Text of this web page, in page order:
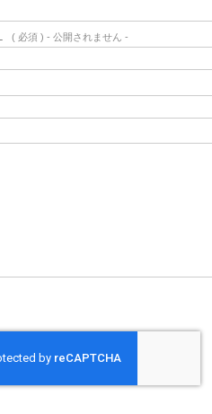
( 必須 ) - 公開されません -